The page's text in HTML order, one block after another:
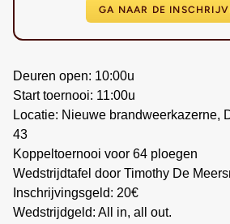
GA NAAR DE
Deuren open: 10:00u
Start toernooi: 11:00u
Locatie: Nieuwe brandweerkazerne,
43
Koppeltoernooi voor 64 ploegen
Wedstrijdtafel door Timothy De
Inschrijvingsgeld: 20€
Wedstrijdgeld: All in, all out.